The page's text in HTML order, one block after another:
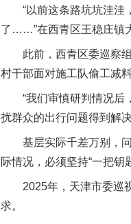
“以前这条路坑坑洼洼，
了……”在西青区王稳庄镇
此前，西青区委巡察组
村干部面对施工队偷工减
“我们审慎研判情况后，
扰群众的出行问题得到解
基层实际千差万别，问
际情况，必须坚持“一把钥
2025年，天津市委巡视
求。